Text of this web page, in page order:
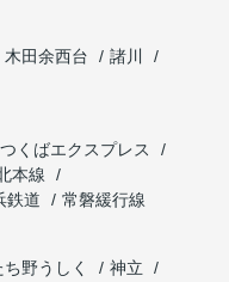
木田余西台
諸川
つくばエクスプレス
本線
鉄道
常磐緩行線
野うしく
神立